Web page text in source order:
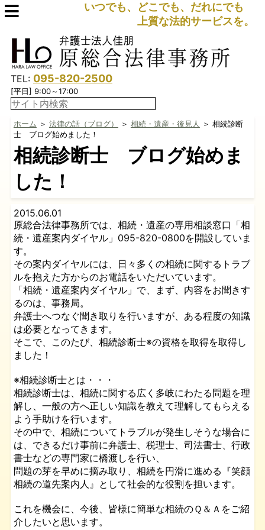
いつでも、どこでも、だれにでも
上質な法的サービスを。
TEL: 095-820-2500
[平日] 9:00～17:00
ホーム ＞ 法律の話（ブログ） ＞ 相続・遺産・後見人
＞ 相続診断
士 ブログ始めました！
相続診断士 ブログ始めま
した！
2015.06.01
原総合法律事務所では、相続・遺産の専用相談窓口「相
続・遺産案内ダイヤル」095-820-0800を開設していま
す。
その案内ダイヤルには、日々多くの相続に関するトラブ
ルを抱えた方からのお電話をいただいています。
「相続・遺産案内ダイヤル」で、まず、内容をお聞きす
るのは、事務局。
弁護士へつなぐ聞き取りを行いますが、ある程度の知識
は必要となってきます。
そこで、このたび、相続診断士※の資格を取得を取得し
ました！
※相続診断士とは・・・
相続診断士は、相続に関する広く多岐にわたる問題を理
解し、一般の方へ正しい知識を教えて理解してもらえる
よう手助けを行います。
その中で、相続についてトラブルが発生しそうな場合に
は、できるだけ事前に弁護士、税理士、司法書士、行政
書士などの専門家に橋渡しを行い、
問題の芽を早めに摘み取り、相続を円滑に進める『笑顔
相続の道先案内人』として社会的な役割を担います。
これを機会に、今後、皆様に簡単な相続のＱ＆Ａをご紹
介したいと思います。